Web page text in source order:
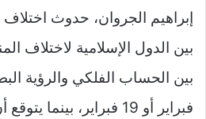
إبراهيم الجروان، حدوث
بين الدول الإسلامية لاختلاف
فبراير أو 19 فبراير،